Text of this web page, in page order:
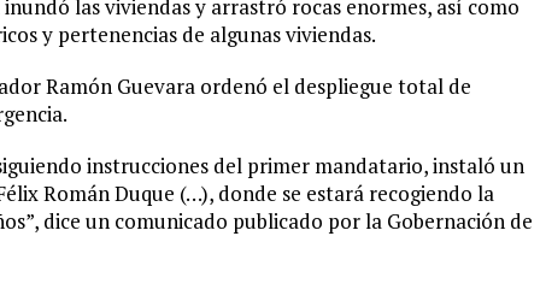
las viviendas y arrastró rocas enormes, así como
y pertenencias de algunas viviendas.
Ramón Guevara ordenó el despliegue total de
instrucciones del primer mandatario, instaló un
Román Duque (…), donde se estará recogiendo la
dice un comunicado publicado por la Gobernación de